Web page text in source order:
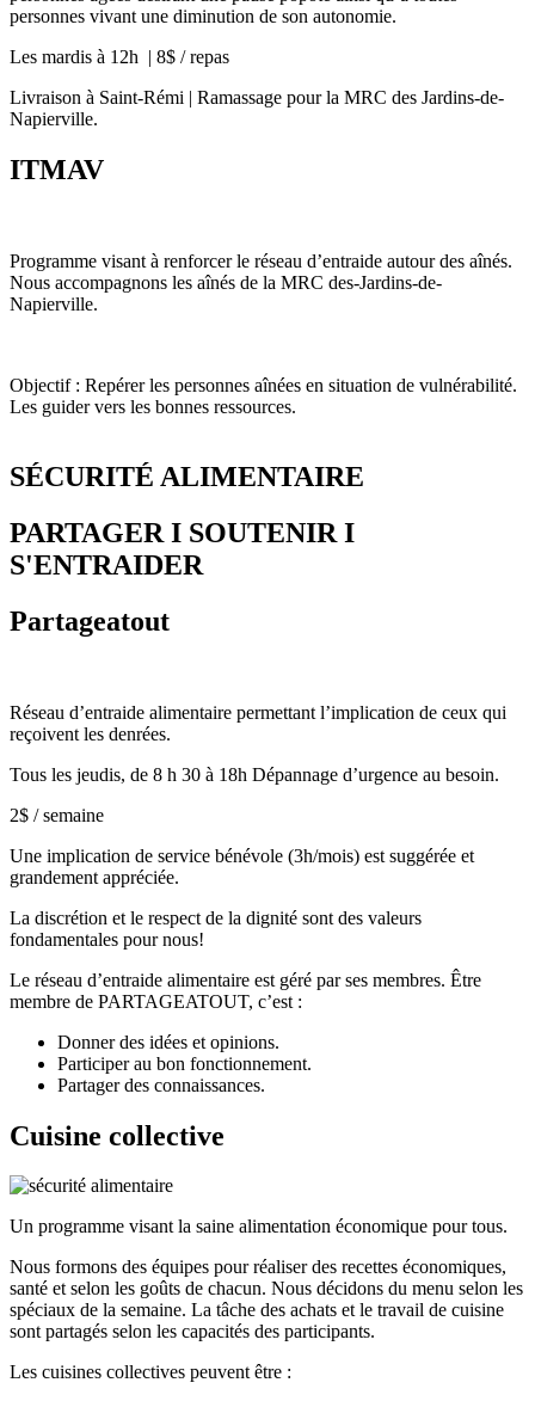
personnes vivant une diminution de son autonomie.
Les mardis à 12h | 8$ / repas
Livraison à Saint-Rémi | Ramassage pour la MRC des Jardins-de-
Napierville.
ITMAV
Programme visant à renforcer le réseau d’entraide autour des aînés.
Nous accompagnons les aînés de la MRC des-Jardins-de-
Napierville.
Objectif : Repérer les personnes aînées en situation de vulnérabilité.
Les guider vers les bonnes ressources.
SÉCURITÉ ALIMENTAIRE
PARTAGER I SOUTENIR I
S'ENTRAIDER
Partageatout
Réseau d’entraide alimentaire permettant l’implication de ceux qui
reçoivent les denrées.
Tous les jeudis, de 8 h 30 à 18h Dépannage d’urgence au besoin.
2$ / semaine
Une implication de service bénévole (3h/mois) est suggérée et
grandement appréciée.
La discrétion et le respect de la dignité sont des valeurs
fondamentales pour nous!
Le réseau d’entraide alimentaire est géré par ses membres. Être
membre de PARTAGEATOUT, c’est :
Donner des idées et opinions.
Participer au bon fonctionnement.
Partager des connaissances.
Cuisine collective
Un programme visant la saine alimentation économique pour tous.
Nous formons des équipes pour réaliser des recettes économiques,
santé et selon les goûts de chacun. Nous décidons du menu selon les
spéciaux de la semaine. La tâche des achats et le travail de cuisine
sont partagés selon les capacités des participants.
Les cuisines collectives peuvent être :